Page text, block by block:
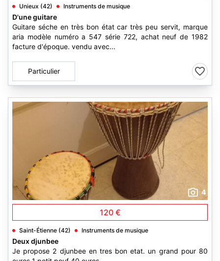
Unieux (42) Instruments de musique
D'une guitare
Guitare séche en très bon état car très peu servit, marque
aria modèle numéro a 547 série 722, achat neuf de 1982
facture d'époque. vendu avec...
Particulier
4
120 €
Saint-Étienne (42) Instruments de musique
Deux djunbee
Je propose 2 djunbee en tres bon etat. un grand pour 80